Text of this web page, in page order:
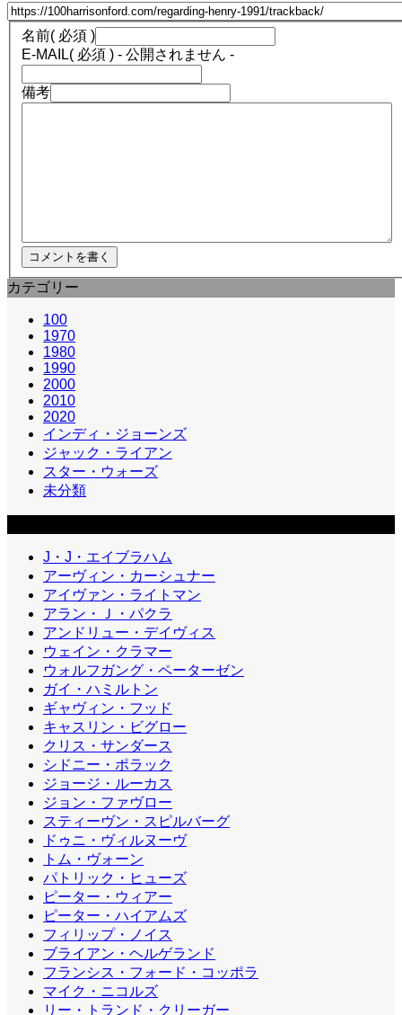
名前( 必須 )
E-MAIL( 必須 ) - 公開されません -
備考
カテゴリー
100
1970
1980
1990
2000
2010
2020
インディ・ジョーンズ
ジャック・ライアン
スター・ウォーズ
未分類
J・J・エイブラハム
アーヴィン・カーシュナー
アイヴァン・ライトマン
アラン・Ｊ・パクラ
アンドリュー・デイヴィス
ウェイン・クラマー
ウォルフガング・ペーターゼン
ガイ・ハミルトン
ギャヴィン・フッド
キャスリン・ビグロー
クリス・サンダース
シドニー・ポラック
ジョージ・ルーカス
ジョン・ファヴロー
スティーヴン・スピルバーグ
ドゥニ・ヴィルヌーヴ
トム・ヴォーン
パトリック・ヒューズ
ピーター・ウィアー
ピーター・ハイアムズ
フィリップ・ノイス
ブライアン・ヘルゲランド
フランシス・フォード・コッポラ
マイク・ニコルズ
リー・トランド・クリーガー